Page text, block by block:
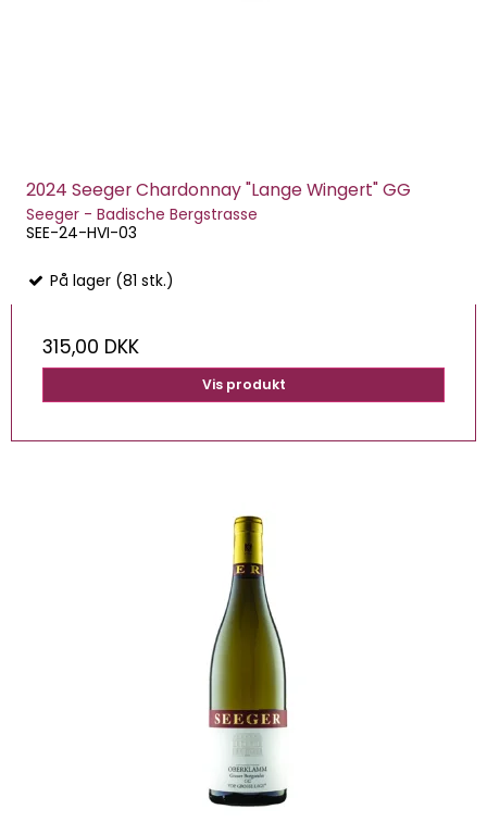
2024 Seeger Chardonnay "Lange Wingert" GG
Seeger - Badische Bergstrasse
SEE-24-HVI-03
På lager (81 stk.)
315,00 DKK
Vis produkt